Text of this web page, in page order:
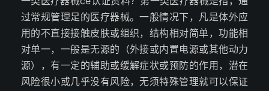
过常规管理足的医疗器械。一般情况下，凡是体外应
用的不直接接触皮肤或组织，结构相对简单，功能相
对单一，一般是无源的（外接或内置电源或其他动力
源），有一定的辅助或缓解症状或预防的作用，潜在
风险很小或几乎没有风险，无须特殊管理就可以保证